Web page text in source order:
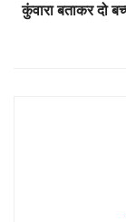
कुंवारा बताकर दो